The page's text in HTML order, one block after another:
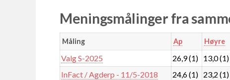
Meningsmålinger fra
Måling Ap Høyre
Valg S-2025 26,9 (1) 13,0 (1)
InFact / Agderp - 11/5-2018
24,6 (1) 23,2 (1)